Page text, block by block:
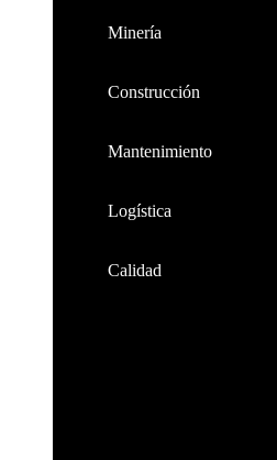
Minería
Construcción
Mantenimiento
Logística
Calidad